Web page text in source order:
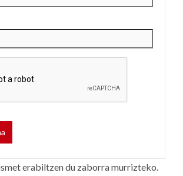
erabiltzen du zaborra murrizteko.